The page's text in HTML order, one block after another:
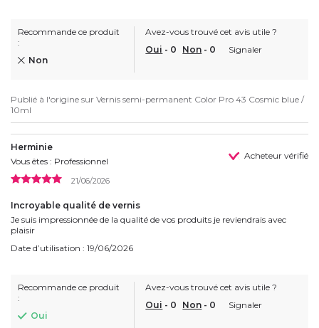
Recommande ce produit
:
Non
Avez-vous trouvé cet avis utile ?
Oui - 0 Non - 0 Signaler
Publié à l'origine sur Vernis semi-permanent Color Pro 43 Cosmic blue /
10ml
Herminie
Vous êtes : Professionnel
Acheteur vérifié
21/06/2026
Incroyable qualité de vernis
Je suis impressionnée de la qualité de vos produits je reviendrais avec
plaisir
Date d’utilisation : 19/06/2026
Recommande ce produit
:
Oui
Avez-vous trouvé cet avis utile ?
Oui - 0 Non - 0 Signaler